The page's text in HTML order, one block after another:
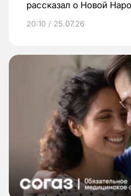
рассказал о Новой
20:10 / 25.07.26